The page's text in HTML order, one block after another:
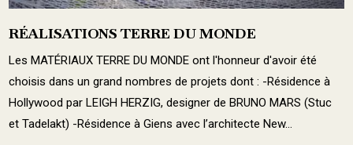
RÉALISATIONS TERRE DU MONDE
Les MATÉRIAUX TERRE DU MONDE ont l'honneur d'avoir été
choisis dans un grand nombres de projets dont : -Résidence à
Hollywood par LEIGH HERZIG, designer de BRUNO MARS (Stuc
et Tadelakt) -Résidence à Giens avec l’architecte New...